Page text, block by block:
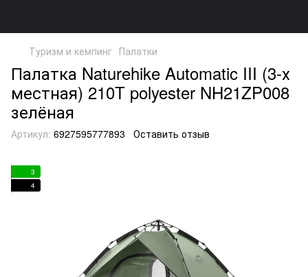
Туризм и кемпинг Палатки
Палатка Naturehike Automatic III (3-х
местная) 210T polyester NH21ZP008
зелёная
Артикул: 6927595777893 Оставить отзыв
3
4